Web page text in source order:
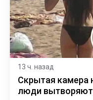
13 ч. назад
Скрытая камера
люди вытворяют,